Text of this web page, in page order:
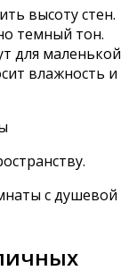
высоту стен.
темный тон.
для маленькой
влажность и
с душевой